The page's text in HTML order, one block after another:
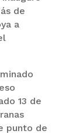
de
a
13 de
punto de